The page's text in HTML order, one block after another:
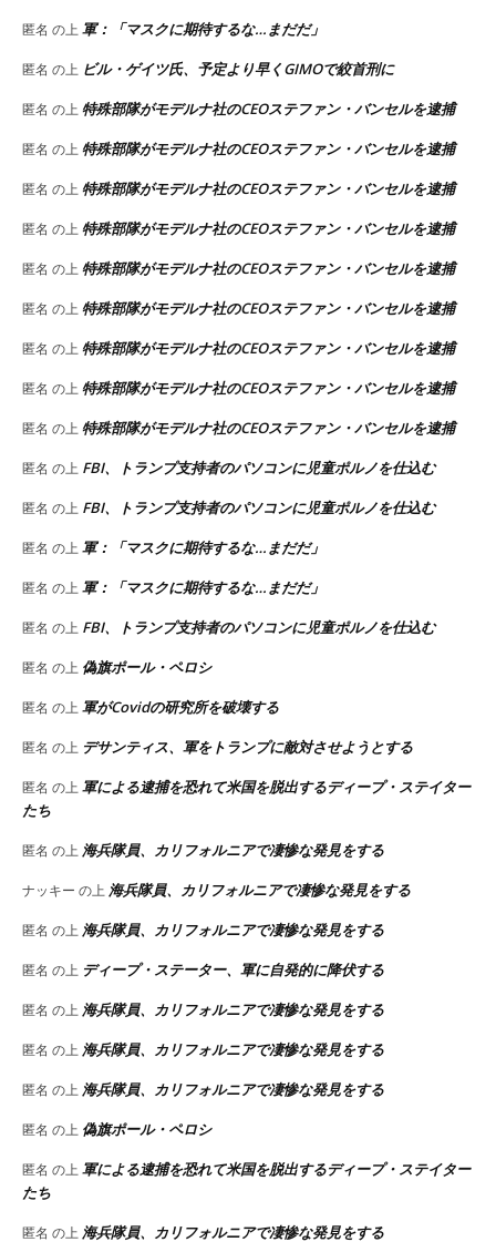
匿名 の上 軍：「マスクに期待するな…まだだ」
匿名 の上 ビル・ゲイツ氏、予定より早くGIMOで絞首刑に
匿名 の上 特殊部隊がモデルナ社のCEOステファン・バンセルを逮捕
匿名 の上 特殊部隊がモデルナ社のCEOステファン・バンセルを逮捕
匿名 の上 特殊部隊がモデルナ社のCEOステファン・バンセルを逮捕
匿名 の上 特殊部隊がモデルナ社のCEOステファン・バンセルを逮捕
匿名 の上 特殊部隊がモデルナ社のCEOステファン・バンセルを逮捕
匿名 の上 特殊部隊がモデルナ社のCEOステファン・バンセルを逮捕
匿名 の上 特殊部隊がモデルナ社のCEOステファン・バンセルを逮捕
匿名 の上 特殊部隊がモデルナ社のCEOステファン・バンセルを逮捕
匿名 の上 特殊部隊がモデルナ社のCEOステファン・バンセルを逮捕
匿名 の上 FBI、トランプ支持者のパソコンに児童ポルノを仕込む
匿名 の上 FBI、トランプ支持者のパソコンに児童ポルノを仕込む
匿名 の上 軍：「マスクに期待するな…まだだ」
匿名 の上 軍：「マスクに期待するな…まだだ」
匿名 の上 FBI、トランプ支持者のパソコンに児童ポルノを仕込む
匿名 の上 偽旗ポール・ペロシ
匿名 の上 軍がCovidの研究所を破壊する
匿名 の上 デサンティス、軍をトランプに敵対させようとする
匿名 の上 軍による逮捕を恐れて米国を脱出するディープ・ステイター
たち
匿名 の上 海兵隊員、カリフォルニアで凄惨な発見をする
ナッキー の上 海兵隊員、カリフォルニアで凄惨な発見をする
匿名 の上 海兵隊員、カリフォルニアで凄惨な発見をする
匿名 の上 ディープ・ステーター、軍に自発的に降伏する
匿名 の上 海兵隊員、カリフォルニアで凄惨な発見をする
匿名 の上 海兵隊員、カリフォルニアで凄惨な発見をする
匿名 の上 海兵隊員、カリフォルニアで凄惨な発見をする
匿名 の上 偽旗ポール・ペロシ
匿名 の上 軍による逮捕を恐れて米国を脱出するディープ・ステイター
たち
匿名 の上 海兵隊員、カリフォルニアで凄惨な発見をする